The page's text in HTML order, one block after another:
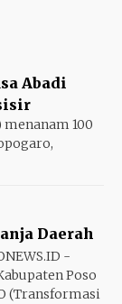
Abadi
menanam 100
Daerah
-
Poso
(Transformasi